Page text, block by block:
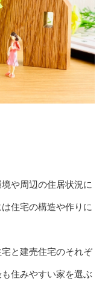
や周辺の住居状況に
住宅の構造や作りに
と建売住宅のそれぞ
住みやすい家を選ぶ